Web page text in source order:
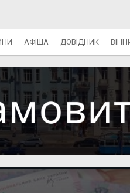
АФІША ДОВІДНИК